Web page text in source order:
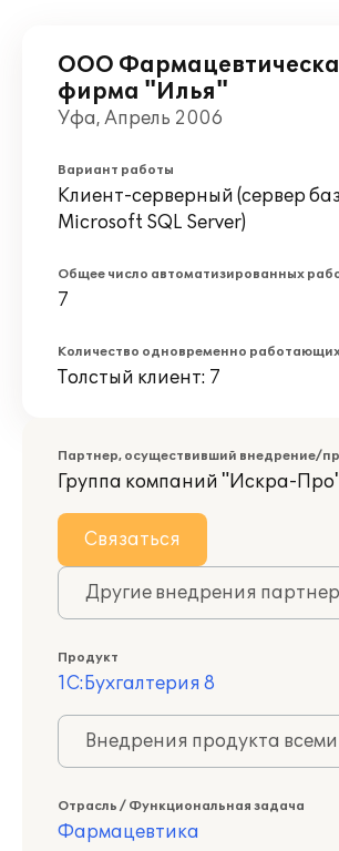
ООО
фирма "Илья"
Уфа, Апрель 2006
Вариант работы
Клиент-серверный (сервер
Microsoft SQL Server)
Общее число автоматизированных
7
Количество одновременно
Толстый клиент: 7
Партнер, осуществивший внедрение/
Группа компаний "Искра-
Связаться
Другие внедрения
Продукт
1С:Бухгалтерия 8
Внедрения продукта
Отрасль / Функциональная задача
Фармацевтика